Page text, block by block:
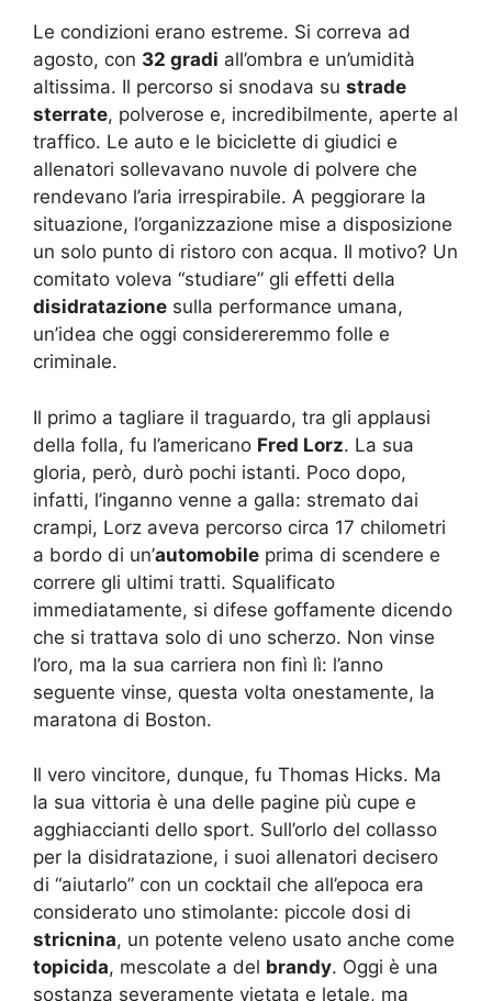
Le condizioni erano estreme. Si correva ad
agosto, con 32 gradi all’ombra e un’umidità
altissima. Il percorso si snodava su strade
sterrate, polverose e, incredibilmente, aperte al
traffico. Le auto e le biciclette di giudici e
allenatori sollevavano nuvole di polvere che
rendevano l’aria irrespirabile. A peggiorare la
situazione, l’organizzazione mise a disposizione
un solo punto di ristoro con acqua. Il motivo? Un
comitato voleva “studiare” gli effetti della
disidratazione sulla performance umana,
un’idea che oggi considereremmo folle e
criminale.
Il primo a tagliare il traguardo, tra gli applausi
della folla, fu l’americano Fred Lorz. La sua
gloria, però, durò pochi istanti. Poco dopo,
infatti, l’inganno venne a galla: stremato dai
crampi, Lorz aveva percorso circa 17 chilometri
a bordo di un’automobile prima di scendere e
correre gli ultimi tratti. Squalificato
immediatamente, si difese goffamente dicendo
che si trattava solo di uno scherzo. Non vinse
l’oro, ma la sua carriera non finì lì: l’anno
seguente vinse, questa volta onestamente, la
maratona di Boston.
Il vero vincitore, dunque, fu Thomas Hicks. Ma
la sua vittoria è una delle pagine più cupe e
agghiaccianti dello sport. Sull’orlo del collasso
per la disidratazione, i suoi allenatori decisero
di “aiutarlo” con un cocktail che all’epoca era
considerato uno stimolante: piccole dosi di
stricnina, un potente veleno usato anche come
topicida, mescolate a del brandy. Oggi è una
sostanza severamente vietata e letale, ma